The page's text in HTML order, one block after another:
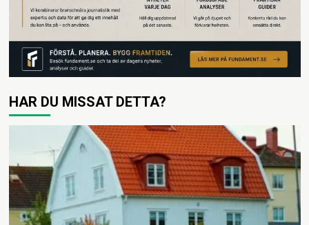
HAR DU MISSAT DETTA?